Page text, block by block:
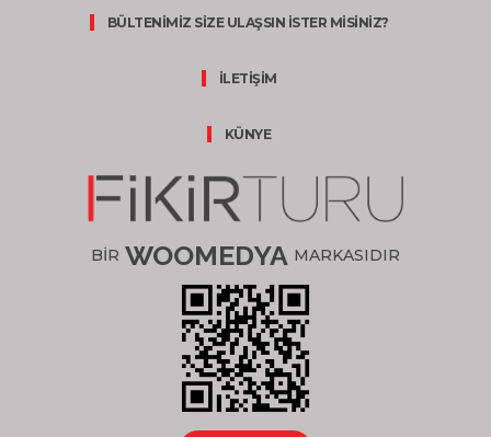
BÜLTENİMİZ SİZE ULAŞSIN İSTER MİSİNİZ?
İLETİŞİM
KÜNYE
BİR WOOMEDYA MARKASIDIR